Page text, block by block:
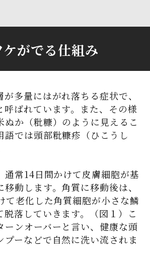
ケがでる仕組み
多量にはがれ落ちる症状で、
呼ばれています。また、その様
ぬか（粃糠）のように見えるこ
語では頭部粃糠疹（ひこうし
通常14日間かけて皮膚細胞が基
動します。角質に移動後は、
て老化した角質細胞が小さな鱗
脱落していきます。（図１）こ
ーンオーバーと言い、健康な頭
プーなどで自然に洗い流されま